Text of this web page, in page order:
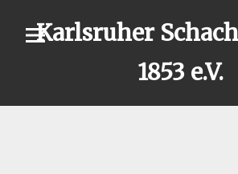
Karlsruher
1853 e.V.